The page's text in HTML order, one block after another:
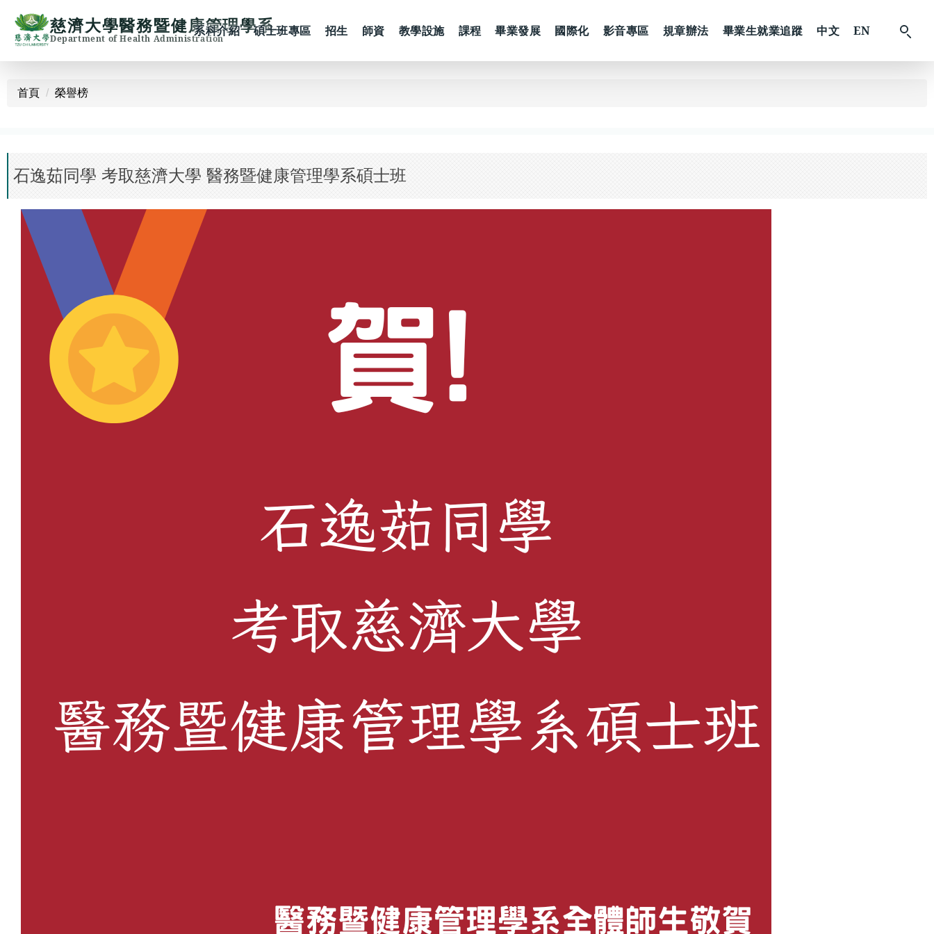
容
區
慈濟大學醫務暨健康管理學系
Department of Health Administration
系科介紹 碩士班專區 招生 師資 教學設施 課程 畢業發展 國際化 影音專區 規章辦法 畢業生就業追蹤 中文 EN
搜
首頁 榮譽榜
石逸茹同學 考取慈濟大學 醫務暨健康管理學系碩士班